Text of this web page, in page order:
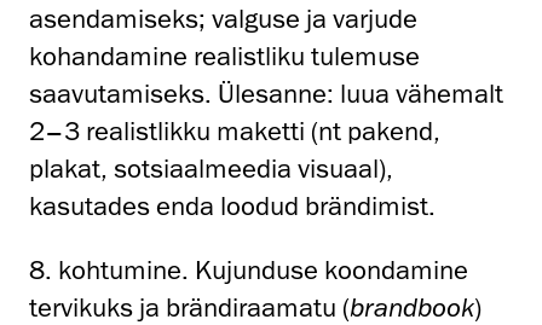
asendamiseks; valguse ja varjude
kohandamine realistliku tulemuse
saavutamiseks. Ülesanne: luua vähemalt
2–3 realistlikku maketti (nt pakend,
plakat, sotsiaalmeedia visuaal),
kasutades enda loodud brändimist.
8. kohtumine. Kujunduse koondamine
tervikuks ja brändiraamatu (brandbook)